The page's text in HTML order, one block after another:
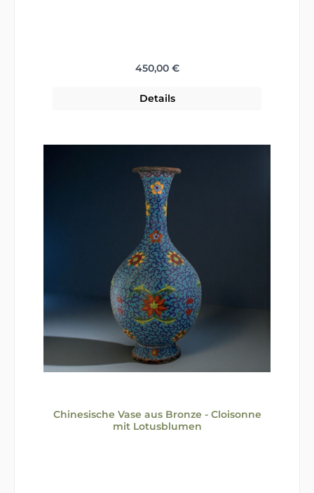
Regulärer Preis:
450,00 €
Details
Chinesische Vase aus Bronze - Cloisonne
mit Lotusblumen